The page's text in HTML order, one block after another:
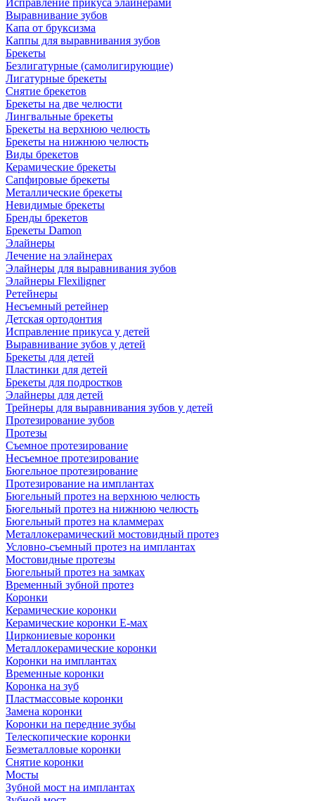
Исправление прикуса элайнерами
Выравнивание зубов
Капа от бруксизма
Каппы для выравнивания зубов
Брекеты
Безлигатурные (самолигирующие)
Лигатурные брекеты
Снятие брекетов
Брекеты на две челюсти
Лингвальные брекеты
Брекеты на верхнюю челюсть
Брекеты на нижнюю челюсть
Виды брекетов
Керамические брекеты
Сапфировые брекеты
Металлические брекеты
Невидимые брекеты
Бренды брекетов
Брекеты Damon
Элайнеры
Лечение на элайнерах
Элайнеры для выравнивания зубов
Элайнеры Flexiligner
Ретейнеры
Несъемный ретейнер
Детская ортодонтия
Исправление прикуса у детей
Выравнивание зубов у детей
Брекеты для детей
Пластинки для детей
Брекеты для подростков
Элайнеры для детей
Трейнеры для выравнивания зубов у детей
Протезирование зубов
Протезы
Съемное протезирование
Несъемное протезирование
Бюгельное протезирование
Протезирование на имплантах
Бюгельный протез на верхнюю челюсть
Бюгельный протез на нижнюю челюсть
Бюгельный протез на кламмерах
Металлокерамический мостовидный протез
Условно-съемный протез на имплантах
Мостовидные протезы
Бюгельный протез на замках
Временный зубной протез
Коронки
Керамические коронки
Керамические коронки Е-мах
Циркониевые коронки
Металлокерамические коронки
Коронки на имплантах
Временные коронки
Коронка на зуб
Пластмассовые коронки
Замена коронки
Коронки на передние зубы
Телескопические коронки
Безметалловые коронки
Снятие коронки
Мосты
Зубной мост на имплантах